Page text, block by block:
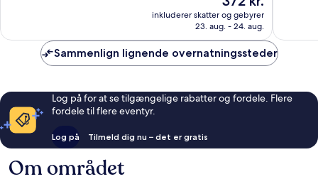
372 kr.
inkluderer skatter og gebyrer
23. aug. - 24. aug.
Sammenlign lignende overnatningssteder
Log på for at se tilgængelige rabatter og fordele. Flere
fordele til flere eventyr.
Log på Tilmeld dig nu – det er gratis
Om området